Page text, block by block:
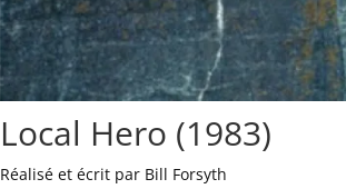
Local Hero (1983)
Réalisé et écrit par Bill Forsyth